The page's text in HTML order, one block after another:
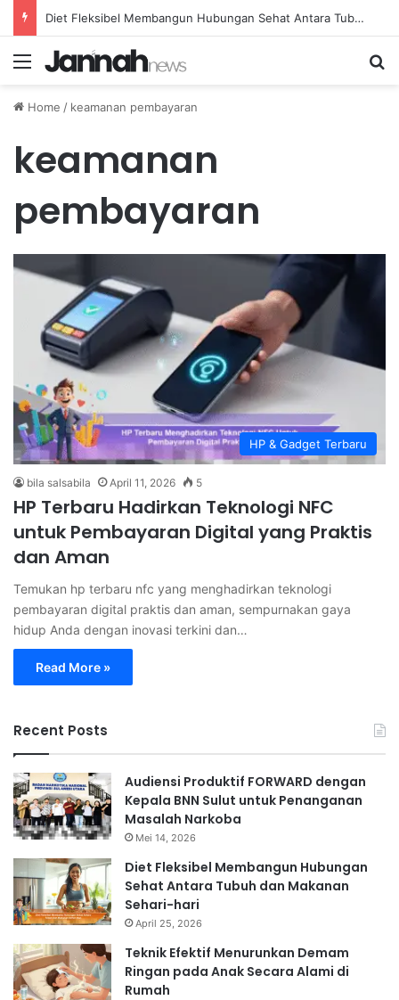
Diet Fleksibel Membangun Hubungan Sehat Antara Tubuh dan Makanan Sehari-hari
Menu
Home / keamanan pembayaran
keamanan
pembayaran
HP & Gadget Terbaru
bila salsabila April 11, 2026 5
HP Terbaru Hadirkan Teknologi NFC
untuk Pembayaran Digital yang Praktis
dan Aman
Temukan hp terbaru nfc yang menghadirkan teknologi
pembayaran digital praktis dan aman, sempurnakan gaya
hidup Anda dengan inovasi terkini dan…
Read More »
Recent Posts
Audiensi Produktif FORWARD dengan
Kepala BNN Sulut untuk Penanganan
Masalah Narkoba
Mei 14, 2026
Diet Fleksibel Membangun Hubungan
Sehat Antara Tubuh dan Makanan
Sehari-hari
April 25, 2026
Teknik Efektif Menurunkan Demam
Ringan pada Anak Secara Alami di
Rumah